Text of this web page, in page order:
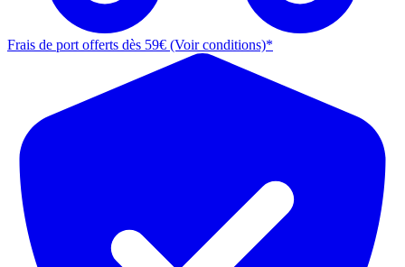
Frais de port offerts dès 59€ (Voir conditions)*